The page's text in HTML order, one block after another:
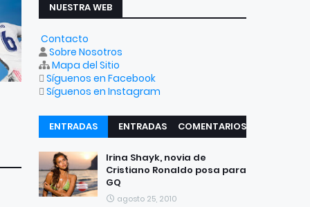
NUESTRA WEB
Contacto
Sobre Nosotros
Mapa del Sitio
Síguenos en Facebook
Síguenos en Instagram
ENTRADAS
RECIENTES
ENTRADAS
COMENTARIOS
Irina Shayk, novia de
Cristiano Ronaldo posa para
GQ
agosto 25, 2010